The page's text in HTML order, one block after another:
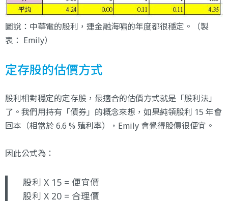
圖說：中華電的股利，連金融海嘯的年度都很穩定。（製
表： Emily）
定存股的估價方式
股利相對穩定的定存股，最適合的估價方式就是「股利法」
了。我們用持有「債券」的概念來想，如果純領股利 15 年會
回本（相當於 6.6 % 殖利率），Emily 會覺得股價很便宜。
因此公式為：
股利 X 15 = 便宜價
股利 X 20 = 合理價